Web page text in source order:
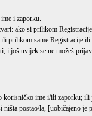
i zaporku.
ako si prilikom
prilikom same Registracije
i još uvijek se ne možeš
korisničko ime i/ili zaporku; ili
postao/la, [uobičajeno